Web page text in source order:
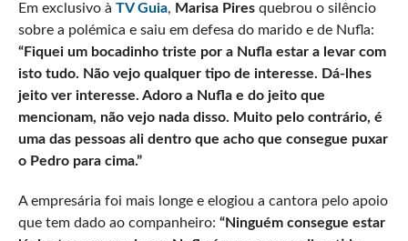
Em exclusivo à TV Guia, Marisa Piresquebrou o silêncio
sobre a polémica e saiu em defesa do marido e de Nufla:
“Fiquei um bocadinho triste por a Nufla estar a levar com
isto tudo. Não vejo qualquer tipo de interesse. Dá-lhes
jeito ver interesse. Adoro a Nufla e do jeito que
mencionam, não vejo nada disso. Muito pelo contrário, é
uma das pessoas ali dentro que acho que consegue puxar
o Pedro para cima.”
A empresária foi mais longe e elogiou a cantora pelo apoio
que tem dado ao companheiro: “Ninguém consegue estar